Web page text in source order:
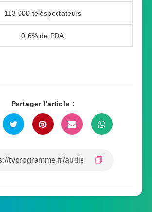
113 000
0.6%
Partager l'article :